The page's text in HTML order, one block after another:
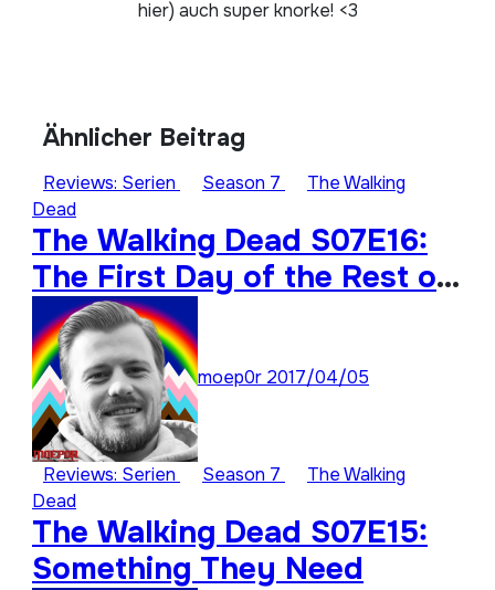
hier) auch super knorke! <3
Ähnlicher Beitrag
Reviews: Serien Season 7
The Walking
Dead
The Walking Dead S07E16:
The First Day of the Rest of
Your Life
moep0r 2017/04/05
Reviews: Serien Season 7
The Walking
Dead
The Walking Dead S07E15:
Something They Need